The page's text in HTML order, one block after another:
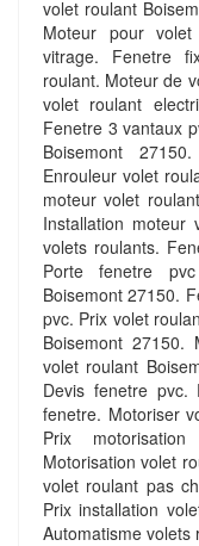
volet roulant
Moteur pour
vitrage. Fenetre
roulant. Moteur de
volet roulant
Fenetre 3 vantaux
Boisemont
Enrouleur volet
moteur volet
Installation moteur
volets roulants.
Porte fenetre
Boisemont 27150.
pvc. Prix volet
Boisemont 27150.
volet roulant
Devis fenetre
fenetre. Motoriser
Prix
Motorisation volet
volet roulant pas
Prix installation
Automatisme volets